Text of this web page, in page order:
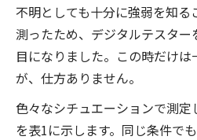
不明としても十分に強弱を知る
測ったため、デジタルテスタ
目になりました。この時だけ
が、仕方ありません。
色々なシチュエーションで測
を表1に示します。同じ条件で